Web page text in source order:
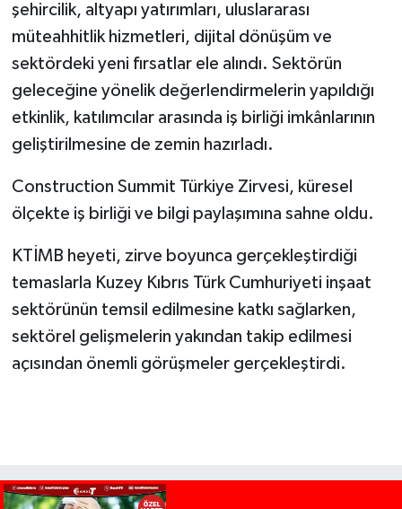
şehircilik, altyapı yatırımları, uluslararası
müteahhitlik hizmetleri, dijital dönüşüm ve
sektördeki yeni fırsatlar ele alındı. Sektörün
geleceğine yönelik değerlendirmelerin yapıldığı
etkinlik, katılımcılar arasında iş birliği imkânlarının
geliştirilmesine de zemin hazırladı.
Construction Summit Türkiye Zirvesi, küresel
ölçekte iş birliği ve bilgi paylaşımına sahne oldu.
KTİMB heyeti, zirve boyunca gerçekleştirdiği
temaslarla Kuzey Kıbrıs Türk Cumhuriyeti inşaat
sektörünün temsil edilmesine katkı sağlarken,
sektörel gelişmelerin yakından takip edilmesi
açısından önemli görüşmeler gerçekleştirdi.